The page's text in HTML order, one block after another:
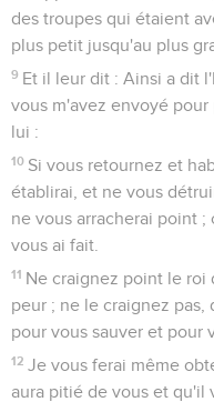
des troupes qui étaient
plus petit jusqu'au plus
9 Et il leur dit : Ainsi a dit
vous m'avez envoyé
lui :
10 Si vous retournez et
établirai, et ne vous
ne vous arracherai point
vous ai fait.
11 Ne craignez point le roi
peur ; ne le craignez pas,
pour vous sauver et pour
12 Je vous ferai même
aura pitié de vous et qu'il